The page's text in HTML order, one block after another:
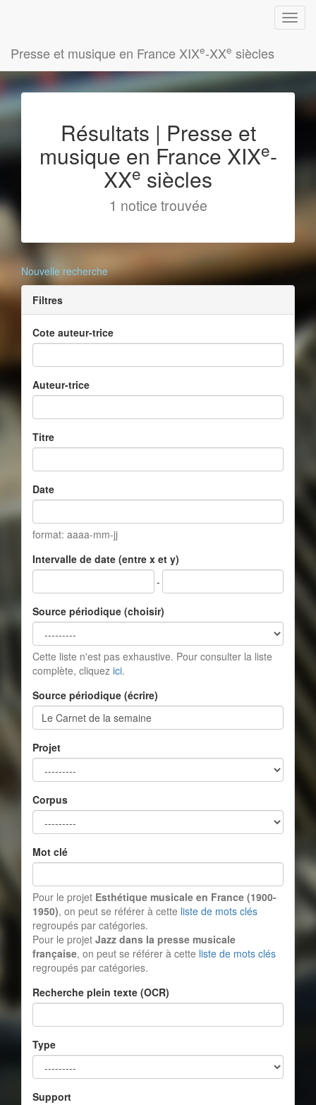
Presse et musique en France XIXe-XXe siècles
Résultats | Presse et
musique en France XIXe-
XXe siècles
1 notice trouvée
Nouvelle recherche
Filtres
Cote auteur-trice
Auteur-trice
Titre
Date
format: aaaa-mm-jj
Intervalle de date (entre x et y)
-
Source périodique (choisir)
Cette liste n'est pas exhaustive. Pour consulter la liste
complète, cliquez ici.
Source périodique (écrire)
Projet
Corpus
Mot clé
Pour le projet Esthétique musicale en France (1900-
1950), on peut se référer à cette liste de mots clés
regroupés par catégories.
Pour le projet Jazz dans la presse musicale
française, on peut se référer à cette liste de mots clés
regroupés par catégories.
Recherche plein texte (OCR)
Type
Support